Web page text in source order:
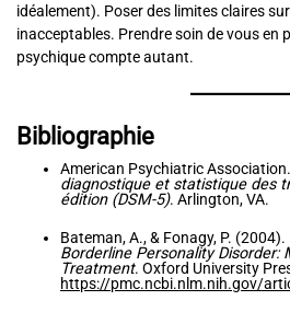
idéalement). Poser des limites claires
inacceptables. Prendre soin de vous en
psychique compte autant.
Bibliographie
American Psychiatric
diagnostique et statistique des
édition (DSM-5). Arlington, VA.
Bateman, A., & Fonagy, P. (2004).
Borderline Personality Disorder:
Treatment. Oxford University
https://pmc.ncbi.nlm.nih.gov/